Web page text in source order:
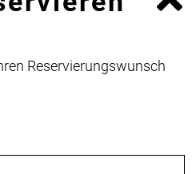
Reservierungswunsch